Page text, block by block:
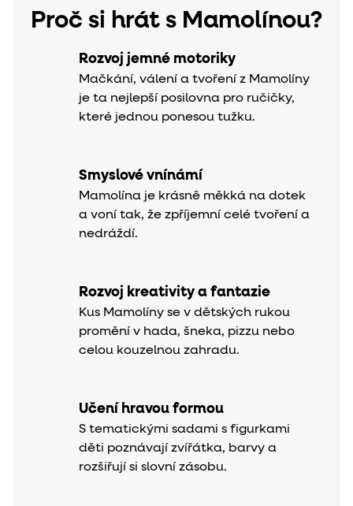
Proč si hrát s Mamolínou?
Rozvoj jemné motoriky
Mačkání, válení a tvoření z Mamolíny
je ta nejlepší posilovna pro ručičky,
které jednou ponesou tužku.
Smyslové vnínámí
Mamolína je krásně měkká na dotek
a voní tak, že zpříjemní celé tvoření a
nedráždí.
Rozvoj kreativity a fantazie
Kus Mamolíny se v dětských rukou
promění v hada, šneka, pizzu nebo
celou kouzelnou zahradu.
Učení hravou formou
S tematickými sadami s figurkami
děti poznávají zvířátka, barvy a
rozšiřují si slovní zásobu.